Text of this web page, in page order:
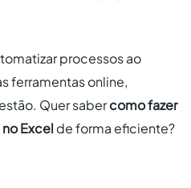
processos ao
ferramentas online,
Quer sabercomo fazer
Excel de forma eficiente?